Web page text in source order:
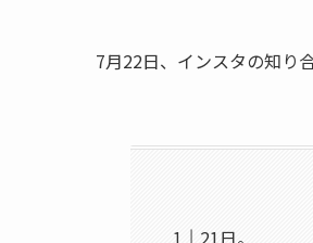
7月22日、インスタの知り
21日。